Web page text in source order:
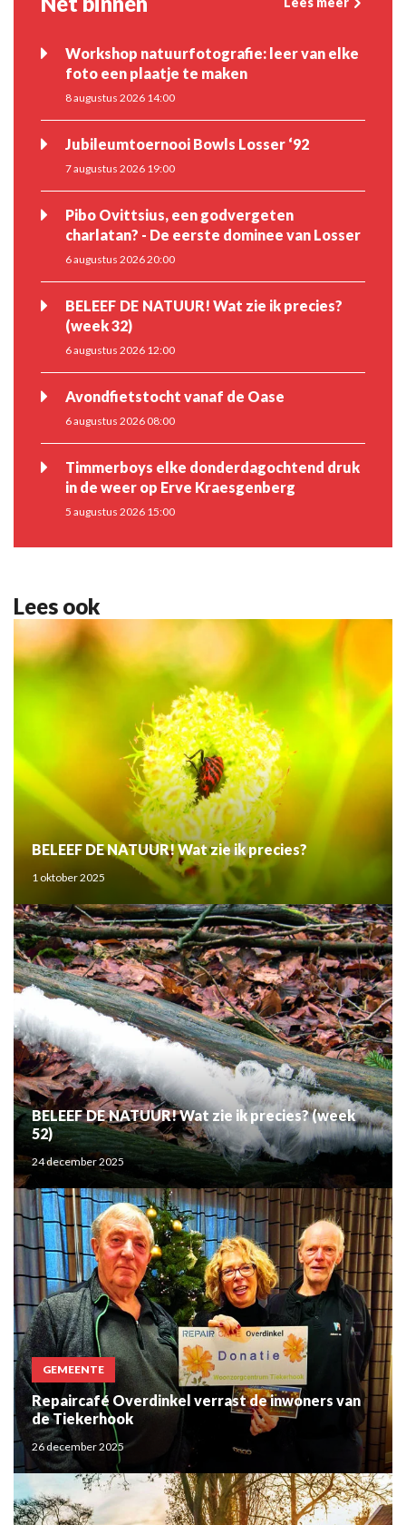
Workshop natuurfotografie: leer van elke
foto een plaatje te maken
8 augustus 2026 14:00
Jubileumtoernooi Bowls Losser ‘92
7 augustus 2026 19:00
Pibo Ovittsius, een godvergeten
charlatan? - De eerste dominee van Losser
6 augustus 2026 20:00
BELEEF DE NATUUR! Wat zie ik precies?
(week 32)
6 augustus 2026 12:00
Avondfietstocht vanaf de Oase
6 augustus 2026 08:00
Timmerboys elke donderdagochtend druk
in de weer op Erve Kraesgenberg
5 augustus 2026 15:00
Lees ook
BELEEF DE NATUUR! Wat zie ik precies?
1 oktober 2025
BELEEF DE NATUUR! Wat zie ik precies? (week
52)
24 december 2025
GEMEENTE
Repaircafé Overdinkel verrast de inwoners van
de Tiekerhook
26 december 2025